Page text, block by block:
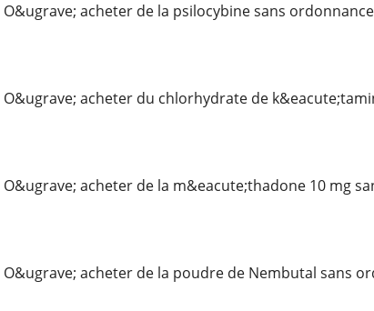
O&ugrave; acheter de la psilocybine sans
O&ugrave; acheter du chlorhydrate de
O&ugrave; acheter de la m&eacute;thadone 10 mg
O&ugrave; acheter de la poudre de Nembutal sans